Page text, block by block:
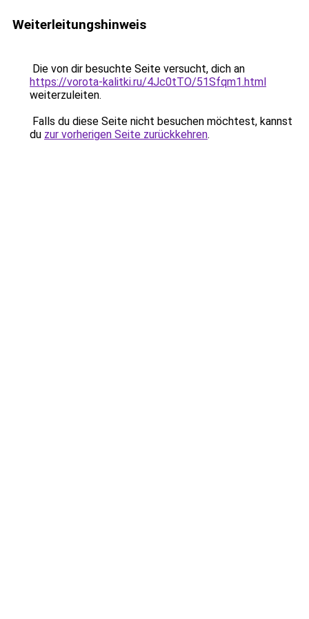
Weiterleitungshinweis
Die von dir besuchte Seite versucht, dich an
https://vorota-kalitki.ru/4Jc0tTO/51Sfqm1.html
weiterzuleiten.
Falls du diese Seite nicht besuchen möchtest, kannst
du zur vorherigen Seite zurückkehren.